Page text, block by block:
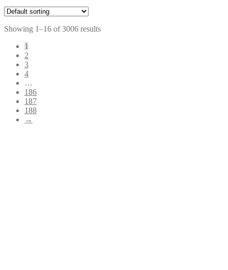
Showing 1–16 of 3006 results
1
2
3
4
…
186
187
188
→